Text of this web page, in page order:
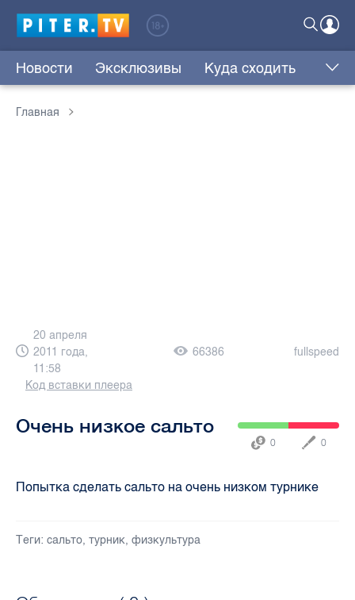
Новости Эксклюзивы Куда сходить
Главная
20 апреля
2011 года,
11:58
66386 fullspeed
Код вставки плеера
Очень низкое сальто
0 0
Попытка сделать сальто на очень низком турнике
Теги: сальто, турник, физкультура